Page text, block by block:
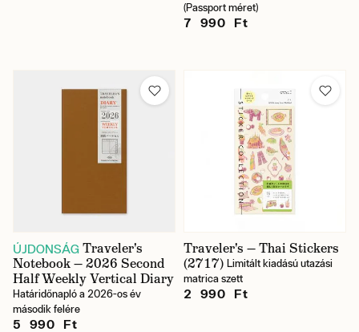
(Passport méret)
7 990 Ft
ÚJDONSÁG Traveler's
Notebook — 2026 Second
Half Weekly Vertical Diary
Határidőnapló a 2026-os év
második felére
5 990 Ft
Traveler's — Thai Stickers
(2717) Limitált kiadású utazási
matrica szett
2 990 Ft